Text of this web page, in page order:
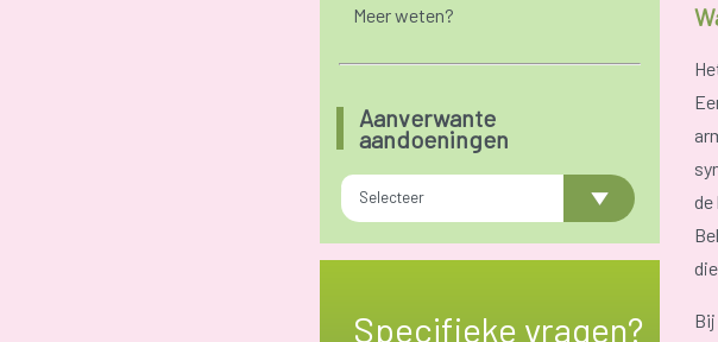
Meer weten?
Aanverwante
aandoeningen
Selecteer
Specifieke vragen?
de